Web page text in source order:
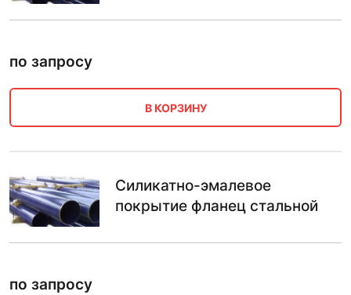
по запросу
В КОРЗИНУ
Силикатно-эмалевое
покрытие фланец стальной
по запросу